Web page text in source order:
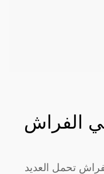
الفراش
تحمل العديد